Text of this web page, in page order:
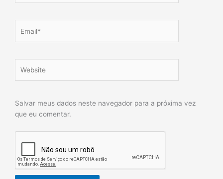
Salvar meus dados neste navegador para a próxima vez
que eu comentar.